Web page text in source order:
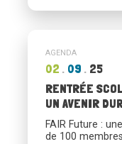
jeunes aux
AGENDA
02 09
25
RENTRÉE
UN AVENIR
FAIR FUTURE
FAIR Future :
de 100